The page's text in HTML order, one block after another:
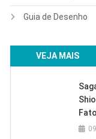
Guia de Desenho
VEJA MAIS